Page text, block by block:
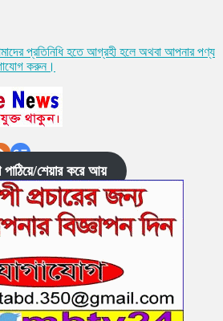
প্রতিনিধি হতে আগ্রহী হলে অথবা আপনার পণ্য
করুন।
পাঠিয়ে/শেয়ার করে আয়